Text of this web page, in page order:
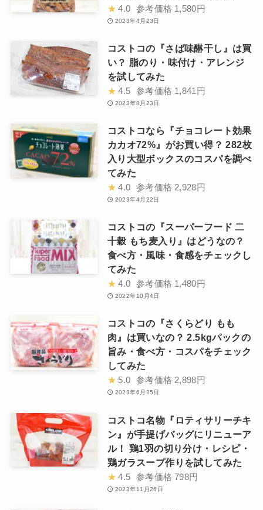
★ 4.0 参考価格 1,580円
2023年4月23日
コストコの『さば味醂干し』は買
い？ 脂のり・味付け・アレンジ
を試してみた
★ 4.5 参考価格 1,841円
2023年8月23日
コストコなら『チョコレート効果
カカオ72%』がお買い得？ 282枚
入り大型ボックスのコスパを調べ
てみた
★ 4.0 参考価格 2,928円
2023年4月22日
コストコの『スーパーフード 二
十穀 もち麦入り』はどうなの？
食べ方・風味・食感をチェックし
てみた
★ 4.0 参考価格 1,480円
2022年10月4日
コストコの『さくらどり もも
肉』は買いなの？ 2.5kgパックの
旨み・食べ方・コスパをチェック
してみた
★ 5.0 参考価格 2,898円
2023年6月25日
コストコ名物『ロティサリーチキ
ン』が手提げバッグにリニューア
ル！ 鶏1羽の切り分け・レシピ・
鶏ガラスープ作りを試してみた
★ 4.5 参考価格 798円
2023年11月26日